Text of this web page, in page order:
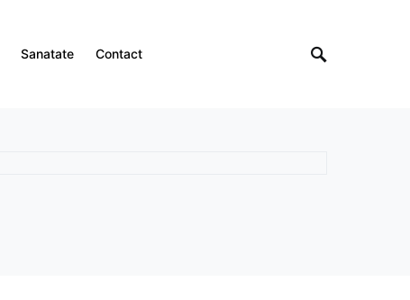
Sanatate Contact